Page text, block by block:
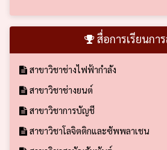
สื่อการเรียนกา
สาขาวิชาช่างไฟฟ้ากำลัง
สาขาวิชาช่างยนต์
สาขาวิชาการบัญชี
สาขาวิชาโลจิตติกและซัพพลาเชน